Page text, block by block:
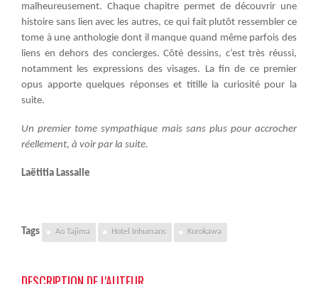
malheureusement. Chaque chapitre permet de découvrir une
histoire sans lien avec les autres, ce qui fait plutôt ressembler ce
tome à une anthologie dont il manque quand même parfois des
liens en dehors des concierges. Côté dessins, c’est très réussi,
notamment les expressions des visages. La fin de ce premier
opus apporte quelques réponses et titille la curiosité pour la
suite.
Un premier tome sympathique mais sans plus pour accrocher
réellement, à voir par la suite.
Laëtitia Lassalle
Tags Ao Tajima Hotel Inhumans Kurokawa